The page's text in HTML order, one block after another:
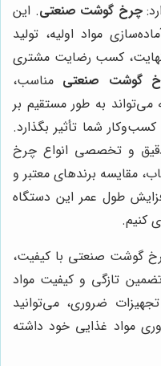
چرخ گوشت صنعتی. این
مواد اولیه، تولید
کسب رضایت مشتری
گوشت صنعتی مناسب،
به طور مستقیم بر
شما تأثیر بگذارد.
و تخصصی انواع چرخ
مقایسه برندهای معتبر و
طول عمر این دستگاه
کنیم.
گوشت صنعتی با کیفیت،
تازگی و کیفیت مواد
ضروری، می‌توانید
مواد غذایی خود داشته